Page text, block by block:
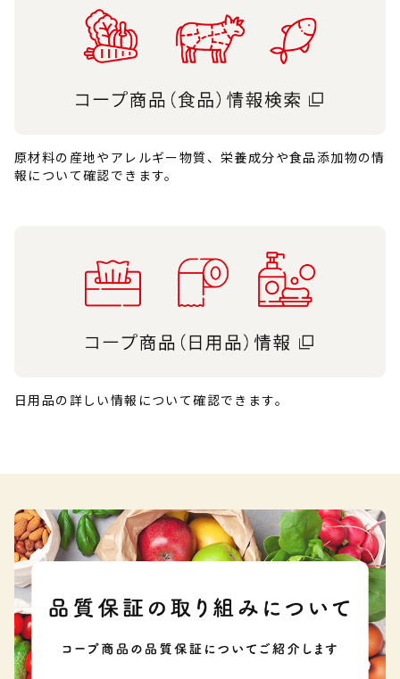
原材料の産地やアレルギー物質、栄養成分や食品添加物の情
報について確認できます。
日用品の詳しい情報について確認できます。